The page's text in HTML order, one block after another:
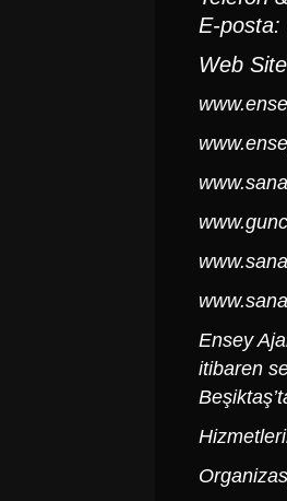
E-posta:
Web
Ensey
itibaren